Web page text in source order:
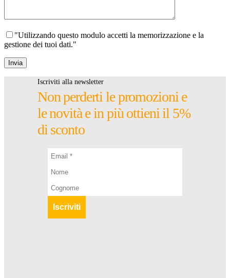
"Utilizzando questo modulo accetti la memorizzazione e la
gestione dei tuoi dati."
Iscriviti alla newsletter
Non perderti le promozioni e
le novità e in più ottieni il 5%
di sconto